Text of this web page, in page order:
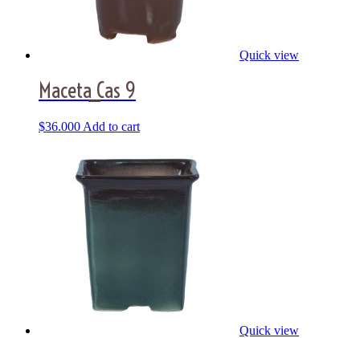
Quick view
Maceta_Cas 9
$36.000 Add to cart
Quick view